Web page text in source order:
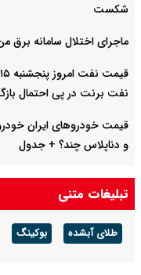
شکست
ماجرای اختلال سامانه
نفت برنت در پی احتمال
و دناپلاس چند؟ + جدول
ساینا چند قیمت خورد؟+ جدول
تبلیغات متنی
طلای آبشده بوکینگ